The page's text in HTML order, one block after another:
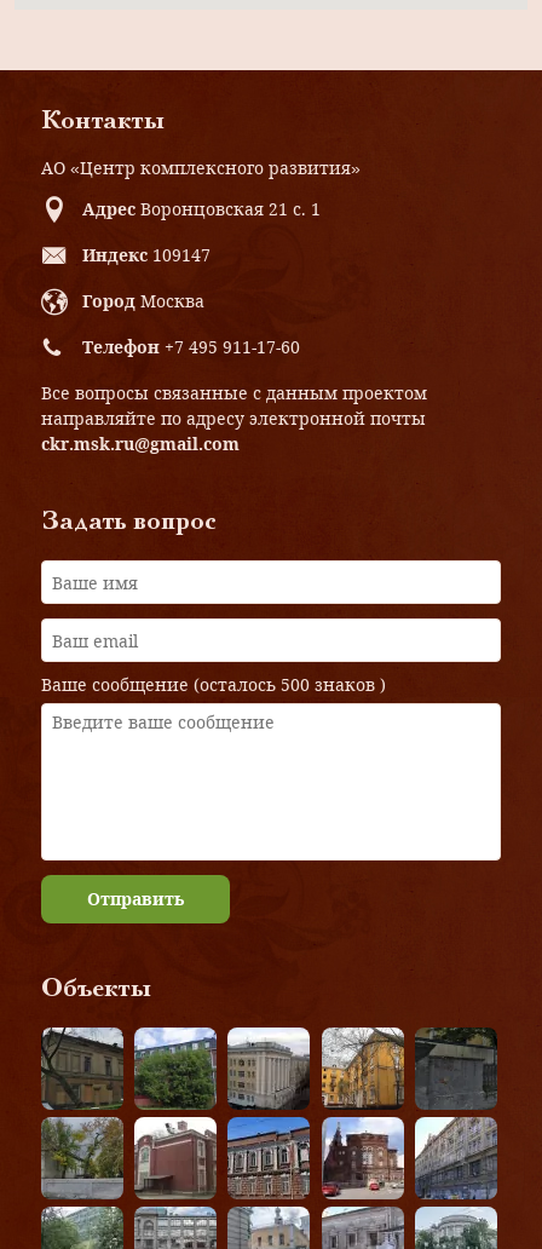
Контакты
АО «Центр комплексного развития»
Адрес Воронцовская 21 с. 1
Индекс 109147
Город Москва
Телефон +7 495 911-17-60
Все вопросы связанные с данным проектом
направляйте по адресу электронной почты
ckr.msk.ru@gmail.com
Задать вопрос
Ваше сообщение (осталось 500 знаков )
Отправить
Объекты